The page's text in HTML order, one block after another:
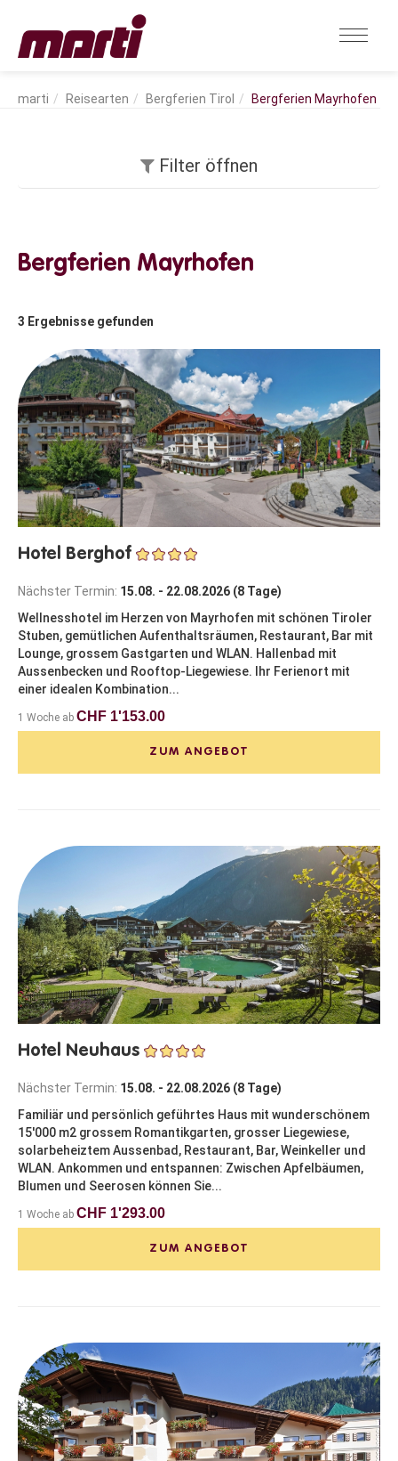
Reisearten Bergferien Tirol Bergferien Mayrhofen
Filter öffnen
Bergferien Mayrhofen
3 Ergebnisse gefunden
Hotel Berghof
Nächster Termin: 15.08. - 22.08.2026 (8 Tage)
Wellnesshotel im Herzen von Mayrhofen mit schönen Tiroler
Stuben, gemütlichen Aufenthaltsräumen, Restaurant, Bar mit
Lounge, grossem Gastgarten und WLAN. Hallenbad mit
Aussenbecken und Rooftop-Liegewiese. Ihr Ferienort mit
einer idealen Kombination...
1 Woche ab CHF 1'153.00
ZUM ANGEBOT
Hotel Neuhaus
Nächster Termin: 15.08. - 22.08.2026 (8 Tage)
Familiär und persönlich geführtes Haus mit wunderschönem
15'000 m2 grossem Romantikgarten, grosser Liegewiese,
solarbeheiztem Aussenbad, Restaurant, Bar, Weinkeller und
WLAN. Ankommen und entspannen: Zwischen Apfelbäumen,
Blumen und Seerosen können Sie...
1 Woche ab CHF 1'293.00
ZUM ANGEBOT